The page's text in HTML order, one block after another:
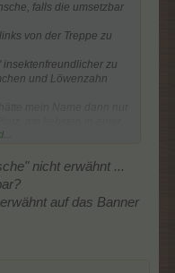
falls die umsetzbar
von der Treppe zu
zu
und Löwenzahn
Schrift.
das Banner verzichten
es so gefällt wie es ist ...
nicht erwähnt ...
auf das Banner